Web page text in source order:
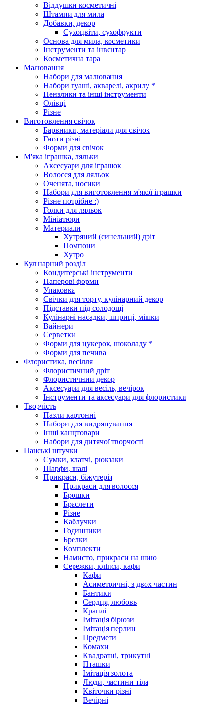
Віддушки косметичні
Штампи для мила
Добавки, декор
Сухоцвіти, сухофрукти
Основа для мила, косметики
Інструменти та інвентар
Косметична тара
Малювання
Набори для малювання
Набори гуаші, акварелі, акрилу *
Пензлики та інші інструменти
Олівці
Різне
Виготовлення свічок
Барвники, матеріали для свічок
Гноти різні
Форми для свічок
М'яка іграшка, ляльки
Аксесуари для іграшок
Волосся для ляльок
Оченята, носики
Набори для виготовлення м'якої іграшки
Різне потрібне :)
Голки для ляльок
Мініатюри
Материали
Хутряний (синельний) дріт
Помпони
Хутро
Кулінарний розділ
Кондитерські інструменти
Паперові форми
Упаковка
Свічки для торту, кулінарний декор
Підставки під солодощі
Кулінарні насадки, шприці, мішки
Вайнери
Серветки
Форми для цукерок, шоколаду *
Форми для печива
Флористика, весілля
Флористичний дріт
Флористичний декор
Аксесуари для весіль, вечірок
Інструменти та аксесуари для флористики
Творчість
Пазли картонні
Набори для видряпування
Інші канцтовари
Набори для дитячої творчості
Панські штучки
Сумки, клатчі, рюкзаки
Шарфи, шалі
Прикраси, біжутерія
Прикраси для волосся
Брошки
Браслети
Різне
Каблучки
Годинники
Брелки
Комплекти
Намисто, прикраси на шию
Сережки, кліпси, кафи
Кафи
Асиметричні, з двох частин
Бантики
Сердця, любовь
Краплі
Імітація бірюзи
Імітація перлин
Предмети
Комахи
Квадратні, трикутні
Пташки
Імітація золота
Люди, частини тіла
Квіточки різні
Вечірні